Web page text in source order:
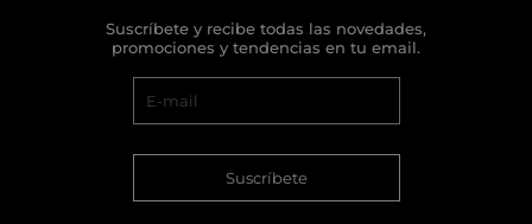
Suscríbete y recibe todas las novedades,
promociones y tendencias en tu email.
Suscríbete